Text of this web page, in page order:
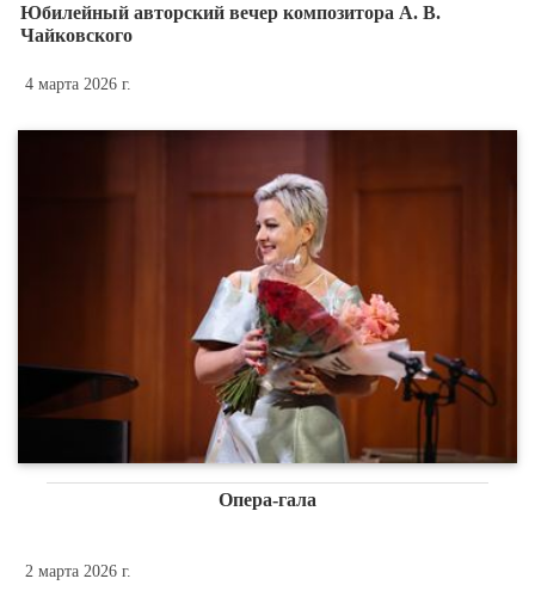
Юбилейный авторский вечер композитора А. В.
Чайковского
4 марта 2026 г.
Опера-гала
2 марта 2026 г.